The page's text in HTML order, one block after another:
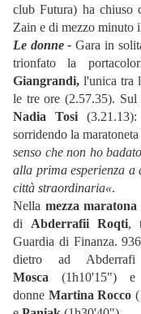
club Futura) ha chiuso
Zain e di mezzo minuto
Le donne - Gara in
trionfato la
Giangrandi, l'unica tra
le tre ore (2.57.35). Sul
Nadia Tosi (3.21.13):
sorridendo la
senso che non ho
alla prima esperienza a
città straordinaria«.
Nella mezza maratona
di Abderrafii Roqti,
Guardia di Finanza.
dietro ad
Mosca (1h10'15") e
donne Martina Rocco